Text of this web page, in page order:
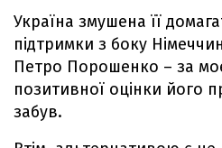
Україна змушена її
підтримки з боку
Петро Порошенко – за
позитивної оцінки його
забув.